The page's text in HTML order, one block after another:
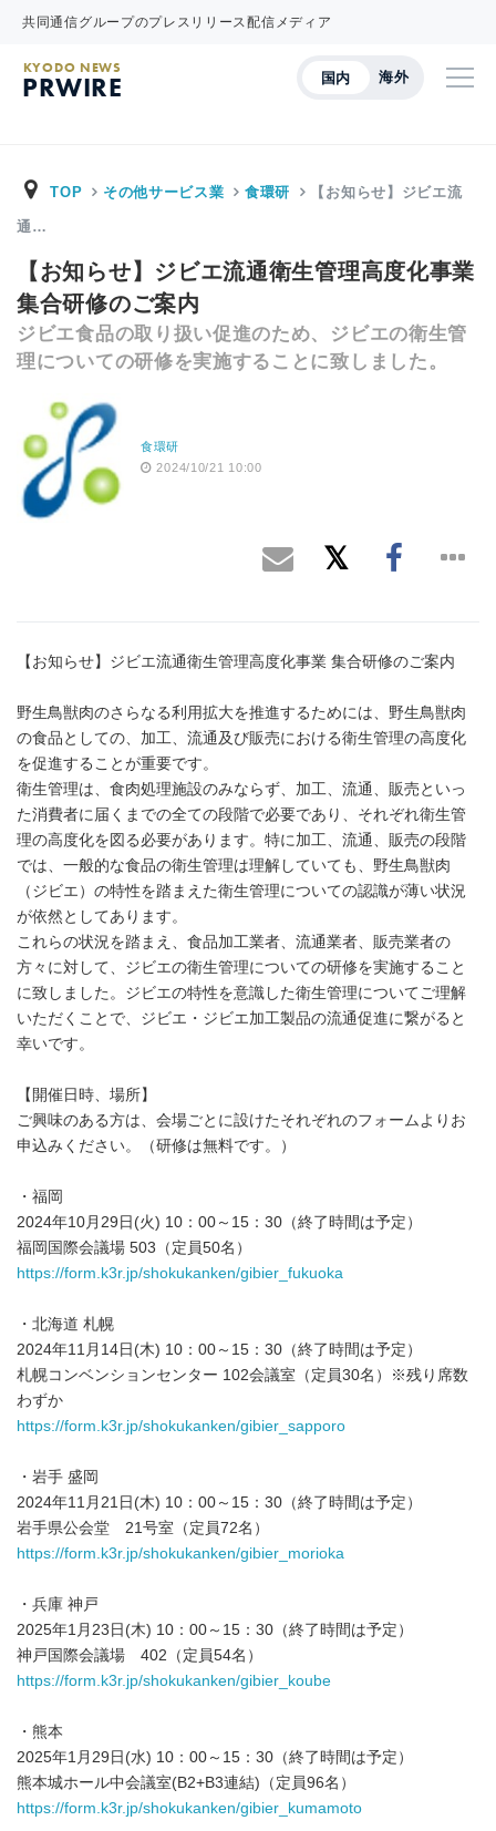
共同通信グループのプレスリリース配信メディア
国内 海外
KYODO NEWS
PRWIRE
TOP その他サービス業 食環研 【お知らせ】ジビエ流
通…
【お知らせ】ジビエ流通衛生管理高度化事業
集合研修のご案内
ジビエ食品の取り扱い促進のため、ジビエの衛生管
理についての研修を実施することに致しました。
食環研
2024/10/21 10:00
【お知らせ】ジビエ流通衛生管理高度化事業 集合研修のご案内
野生鳥獣肉のさらなる利用拡大を推進するためには、野生鳥獣肉
の食品としての、加工、流通及び販売における衛生管理の高度化
を促進することが重要です。
衛生管理は、食肉処理施設のみならず、加工、流通、販売といっ
た消費者に届くまでの全ての段階で必要であり、それぞれ衛生管
理の高度化を図る必要があります。特に加工、流通、販売の段階
では、一般的な食品の衛生管理は理解していても、野生鳥獣肉
（ジビエ）の特性を踏まえた衛生管理についての認識が薄い状況
が依然としてあります。
これらの状況を踏まえ、食品加工業者、流通業者、販売業者の
方々に対して、ジビエの衛生管理についての研修を実施すること
に致しました。ジビエの特性を意識した衛生管理についてご理解
いただくことで、ジビエ・ジビエ加工製品の流通促進に繋がると
幸いです。
【開催日時、場所】
ご興味のある方は、会場ごとに設けたそれぞれのフォームよりお
申込みください。（研修は無料です。）
・福岡
2024年10月29日(火) 10：00～15：30（終了時間は予定）
福岡国際会議場 503（定員50名）
https://form.k3r.jp/shokukanken/gibier_fukuoka
・北海道 札幌
2024年11月14日(木) 10：00～15：30（終了時間は予定）
札幌コンベンションセンター 102会議室（定員30名）※残り席数
わずか
https://form.k3r.jp/shokukanken/gibier_sapporo
・岩手 盛岡
2024年11月21日(木) 10：00～15：30（終了時間は予定）
岩手県公会堂 21号室（定員72名）
https://form.k3r.jp/shokukanken/gibier_morioka
・兵庫 神戸
2025年1月23日(木) 10：00～15：30（終了時間は予定）
神戸国際会議場 402（定員54名）
https://form.k3r.jp/shokukanken/gibier_koube
・熊本
2025年1月29日(水) 10：00～15：30（終了時間は予定）
熊本城ホール中会議室(B2+B3連結)（定員96名）
https://form.k3r.jp/shokukanken/gibier_kumamoto